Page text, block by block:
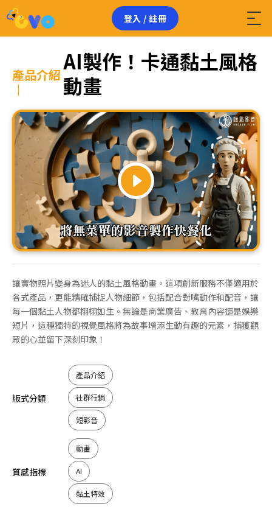
登入 / 註冊
AI製作！卡通黏土風格
動畫
產品介紹
｜
讓實物照片變身為迷人的黏土風格動畫。這項創新服務不僅適用於
各式產品，更能精確捕捉人物細節，包括配合對嘴動作和配音，讓
每一個黏土人物都栩栩如生。無論是商業廣告、教育內容還是娛樂
短片，這種獨特的視覺風格將為故事增添生動有趣的元素，捕獲觀
眾的心並留下深刻印象！
版式分類
產品介紹
社群行銷
短影音
質感指標
動畫
AI
黏土特效